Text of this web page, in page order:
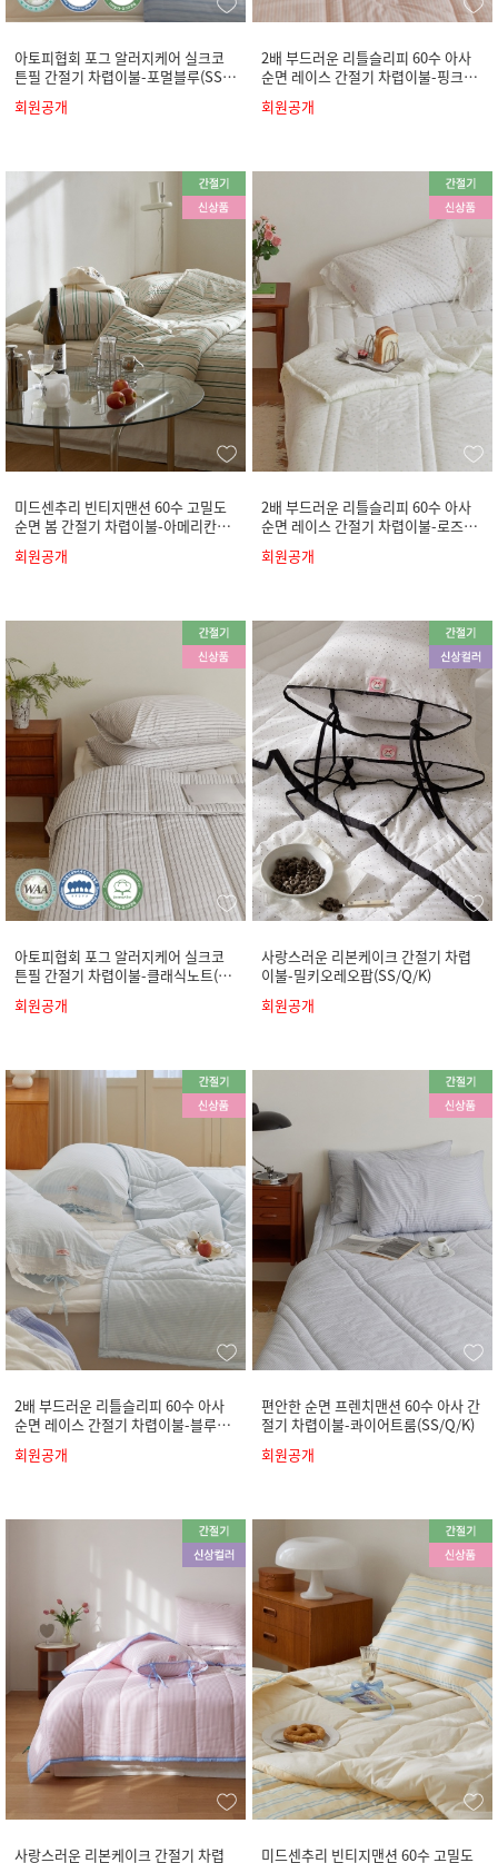
아토피협회 포그 알러지케어 실크코
튼필 간절기 차렵이불-포멀블루(SS/
Q/K)
회원공개
2배 부드러운 리틀슬리피 60수 아사
순면 레이스 간절기 차렵이불-핑크원
피스(SS/Q/K)
회원공개
미드센추리 빈티지맨션 60수 고밀도
순면 봄 간절기 차렵이불-아메리칸빈
티지(SS/Q/K)
회원공개
2배 부드러운 리틀슬리피 60수 아사
순면 레이스 간절기 차렵이불-로즈캐
미솔(SS/Q/K)
회원공개
아토피협회 포그 알러지케어 실크코
튼필 간절기 차렵이불-클래식노트(S
S/Q/K)
회원공개
사랑스러운 리본케이크 간절기 차렵
이불-밀키오레오팝(SS/Q/K)
회원공개
2배 부드러운 리틀슬리피 60수 아사
순면 레이스 간절기 차렵이불-블루팬
츠(SS/Q/K)
회원공개
편안한 순면 프렌치맨션 60수 아사 간
절기 차렵이불-콰이어트룸(SS/Q/K)
회원공개
사랑스러운 리본케이크 간절기 차렵
미드센추리 빈티지맨션 60수 고밀도